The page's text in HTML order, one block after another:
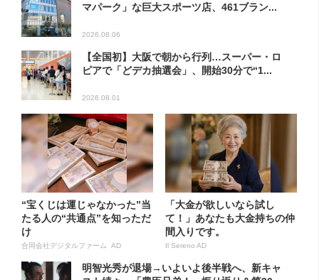
マパーク」な巨大スポーツ店、461ブラン...
2026.08.06
【全国初】大阪で朝から行列…スーパー・ロ
ピアで「どデカ抽選会」、開始30分で“1...
2026.08.01
“宝くじは運じゃなかった”当
たる人の“共通点”を知っただ
け
合同会社デジタルファーム AD
「大金が欲しいなら試し
て！」あなたも大金持ちの仲
間入りです。
Il Sereno AD
明智光秀が退場→いよいよ後半戦へ、新キャ